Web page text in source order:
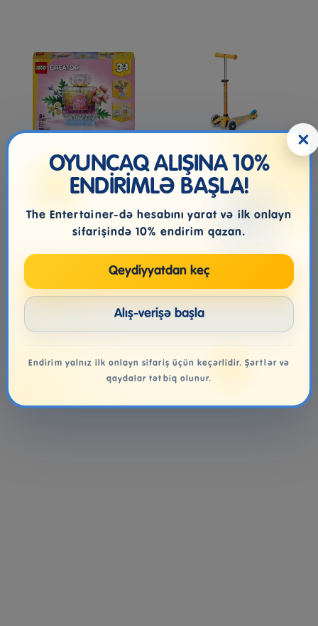
LEGO 31383 Floral Decor
Perfume Bottle
104.99₼
Micro Mini Deluxe
Apricot LED Scooter
205.99₼
×
OYUNCAQ ALIŞINA 10%
ENDİRİMLƏ BAŞLA!
The Entertainer-də hesabını yarat və ilk onlayn
sifarişində 10% endirim qazan.
Qeydiyyatdan keç
Alış-verişə başla
Endirim yalnız ilk onlayn sifariş üçün keçərlidir. Şərtlər və
qaydalar tətbiq olunur.